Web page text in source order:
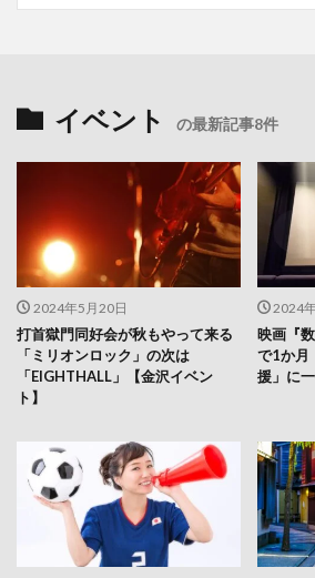
イベント の最新記事8件
2024年5月20日
打首獄門同好会が秋もやって来る
「ミリオンロック」の次は
「EIGHTHALL」【金沢イベン
ト】
2024
映画『
で1か月
援」に